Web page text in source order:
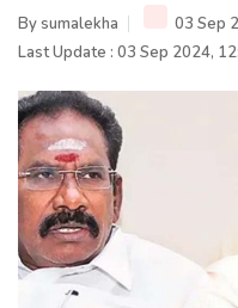
By sumalekha
03 Sep
Last Update : 03 Sep 2024,